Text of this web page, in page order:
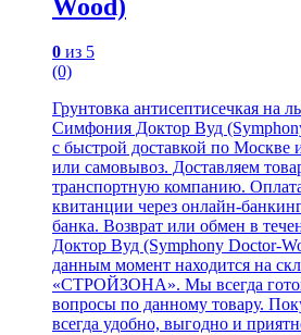
Wood)
0 из 5
(0)
Грунтовка антисептисечкая на
Симфония Доктор Вуд
с быстрой доставкой по Москве
или самовывоз. Доставляем
транспортную компанию.
квитанции через онлайн-
банка. Возврат или обмен в
Доктор Вуд (Symphony Doctor-
данным момент находится на
«СТРОЙЗОНА». Мы всегда
вопросы по данному товару.
всегда удобно, выгодно и